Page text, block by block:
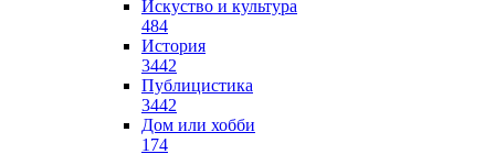
Искуство и культура
484
История
3442
Публицистика
3442
Дом или хобби
174